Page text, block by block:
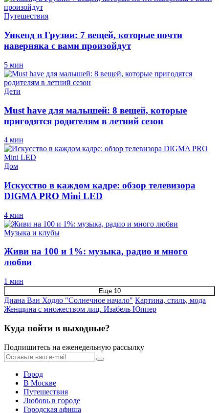
Путешествия
Уикенд в Грузии: 7 вещей, которые почти
наверняка с вами произойдут
5 мин
Дети
Must have для малышей: 8 вещей, которые
пригодятся родителям в летний сезон
4 мин
Дом
Искусство в каждом кадре: обзор телевизора
DIGMA PRO Mini LED
4 мин
Музыка и клубы
Живи на 100 и 1%: музыка, радио и много
любви
1 мин
Еще 10
Диана Ван Ходло "Солнечное начало" Картина, стиль, мода
Женщина с множеством лиц. Изабель Юппер
Куда пойти в выходные?
Подпишитесь на еженедельную рассылку
Город
В Москве
Путешествия
Любовь в городе
Городская афиша